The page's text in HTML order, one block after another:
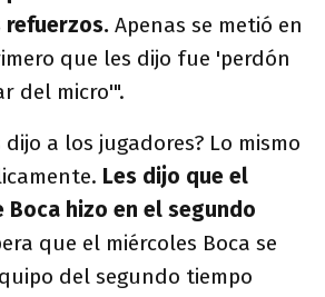
Apenas se metió en
que les dijo fue 'perdón
del micro'".
dijo a los jugadores? Lo mismo
Les dijo que el
Boca hizo en el segundo
que el miércoles Boca se
del segundo tiempo